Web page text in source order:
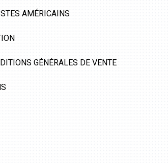
AMÉRICAINS
GÉNÉRALES DE VENTE